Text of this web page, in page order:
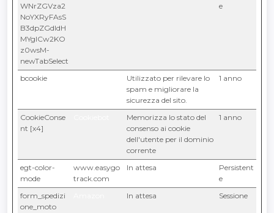
WNrZGVza2
NoYXRyFAsS
B3dpZGdldH
MYgICw2KO
z0wsM-
newTabSelect
e
bcookie
Utilizzato per rilevare lo
spam e migliorare la
sicurezza del sito.
1 anno
CookieConse
nt [x4]
Memorizza lo stato del
consenso ai cookie
dell'utente per il dominio
corrente
1 anno
egt-color-
mode
www.easygo
track.com
In attesa
Persistent
e
form_spedizi
one_moto
In attesa Sessione